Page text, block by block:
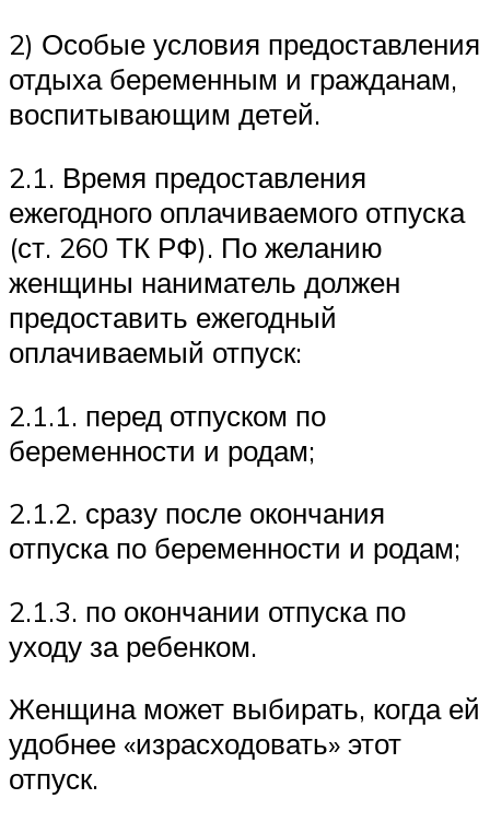
2) Особые условия предоставления
отдыха беременным и гражданам,
воспитывающим детей.
2.1. Время предоставления
ежегодного оплачиваемого отпуска
(ст. 260 ТК РФ). По желанию
женщины наниматель должен
предоставить ежегодный
оплачиваемый отпуск:
2.1.1. перед отпуском по
беременности и родам;
2.1.2. сразу после окончания
отпуска по беременности и родам;
2.1.3. по окончании отпуска по
уходу за ребенком.
Женщина может выбирать, когда ей
удобнее «израсходовать» этот
отпуск.